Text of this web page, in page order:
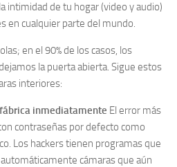
intimidad de tu hogar (video y audio)
en cualquier parte del mundo.
en el 90% de los casos, los
la puerta abierta. Sigue estos
interiores:
inmediatamente El error más
contraseñas por defecto como
Los hackers tienen programas que
cámaras que aún